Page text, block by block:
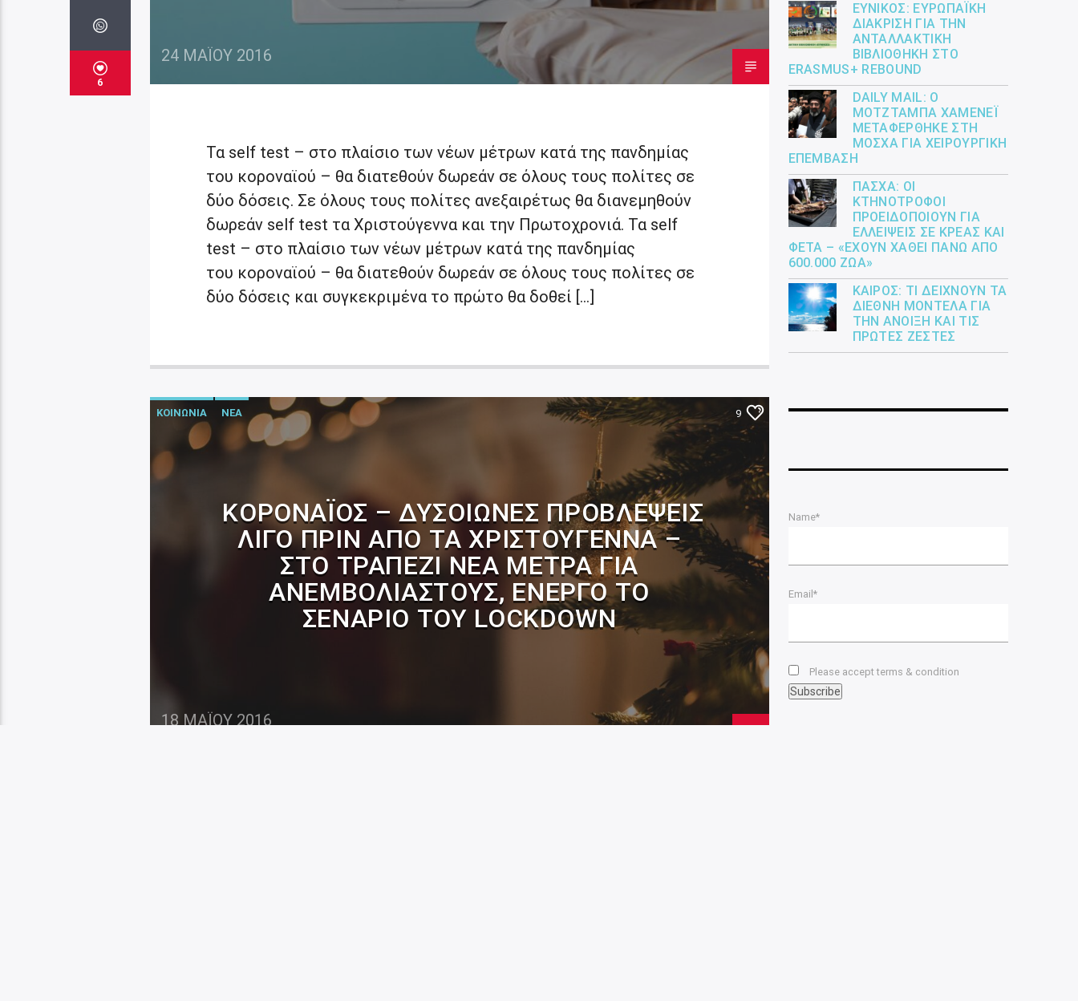
6
24 ΜΑΪ́ΟΥ 2016
Τα self test – στο πλαίσιο των νέων μέτρων κατά της πανδημίας
του κοροναϊού – θα διατεθούν δωρεάν σε όλους τους πολίτες σε
δύο δόσεις. Σε όλους τους πολίτες ανεξαιρέτως θα διανεμηθούν
δωρεάν self test τα Χριστούγεννα και την Πρωτοχρονιά. Τα self
test – στο πλαίσιο των νέων μέτρων κατά της πανδημίας
του κοροναϊού – θα διατεθούν δωρεάν σε όλους τους πολίτες σε
δύο δόσεις και συγκεκριμένα το πρώτο θα δοθεί […]
ΚΟΙΝΩΝΙΑ ΝΕΑ 9
ΚΟΡΟΝΑΪΌΣ – ΔΥΣΟΊΩΝΕΣ ΠΡΟΒΛΈΨΕΙΣ
ΛΊΓΟ ΠΡΙΝ ΑΠΌ ΤΑ ΧΡΙΣΤΟΎΓΕΝΝΑ –
ΣΤΟ ΤΡΑΠΈΖΙ ΝΈΑ ΜΈΤΡΑ ΓΙΑ
ΑΝΕΜΒΟΛΊΑΣΤΟΥΣ, ΕΝΕΡΓΌ ΤΟ
ΣΕΝΆΡΙΟ ΤΟΥ LOCKDOWN
18 ΜΑΪ́ΟΥ 2016
ΕΎΝΙΚΟΣ: ΕΥΡΩΠΑΪΚΉ
ΔΙΆΚΡΙΣΗ ΓΙΑ ΤΗΝ
ΑΝΤΑΛΛΑΚΤΙΚΉ
ΒΙΒΛΙΟΘΉΚΗ ΣΤΟ
ERASMUS+ REBOUND
DAILY MAIL: Ο
ΜΟΤΖΤΆΜΠΑ ΧΑΜΕΝΕΪ́
ΜΕΤΑΦΈΡΘΗΚΕ ΣΤΗ
ΜΌΣΧΑ ΓΙΑ ΧΕΙΡΟΥΡΓΙΚΉ
ΕΠΈΜΒΑΣΗ
ΠΆΣΧΑ: ΟΙ
ΚΤΗΝΟΤΡΌΦΟΙ
ΠΡΟΕΙΔΟΠΟΙΟΎΝ ΓΙΑ
ΕΛΛΕΊΨΕΙΣ ΣΕ ΚΡΈΑΣ ΚΑΙ
ΦΈΤΑ – «ΈΧΟΥΝ ΧΑΘΕΊ ΠΆΝΩ ΑΠΌ
600.000 ΖΏΑ»
ΚΑΙΡΌΣ: ΤΙ ΔΕΊΧΝΟΥΝ ΤΑ
ΔΙΕΘΝΉ ΜΟΝΤΈΛΑ ΓΙΑ
ΤΗΝ ΆΝΟΙΞΗ ΚΑΙ ΤΙΣ
ΠΡΏΤΕΣ ΖΈΣΤΕΣ
Name*
Email*
Please accept terms & condition